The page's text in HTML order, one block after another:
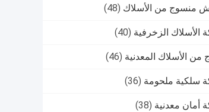
منسوج من الأسلاك (48)
الأسلاك الزخرفية (40)
من الأسلاك المعدنية (46)
سلكية ملحومة (36)
أمان معدنية (38)